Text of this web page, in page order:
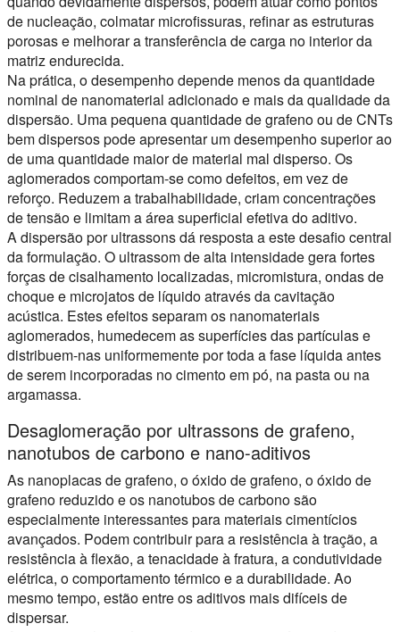
de nucleação, colmatar microfissuras, refinar as estruturas
porosas e melhorar a transferência de carga no interior da
matriz endurecida.
Na prática, o desempenho depende menos da quantidade
nominal de nanomaterial adicionado e mais da qualidade da
dispersão. Uma pequena quantidade de grafeno ou de CNTs
bem dispersos pode apresentar um desempenho superior ao
de uma quantidade maior de material mal disperso. Os
aglomerados comportam-se como defeitos, em vez de
reforço. Reduzem a trabalhabilidade, criam concentrações
de tensão e limitam a área superficial efetiva do aditivo.
A dispersão por ultrassons dá resposta a este desafio central
da formulação. O ultrassom de alta intensidade gera fortes
forças de cisalhamento localizadas, micromistura, ondas de
choque e microjatos de líquido através da cavitação
acústica. Estes efeitos separam os nanomateriais
aglomerados, humedecem as superfícies das partículas e
distribuem-nas uniformemente por toda a fase líquida antes
de serem incorporadas no cimento em pó, na pasta ou na
argamassa.
Desaglomeração por ultrassons de grafeno,
nanotubos de carbono e nano-aditivos
As nanoplacas de grafeno, o óxido de grafeno, o óxido de
grafeno reduzido e os nanotubos de carbono são
especialmente interessantes para materiais cimentícios
avançados. Podem contribuir para a resistência à tração, a
resistência à flexão, a tenacidade à fratura, a condutividade
elétrica, o comportamento térmico e a durabilidade. Ao
mesmo tempo, estão entre os aditivos mais difíceis de
dispersar.